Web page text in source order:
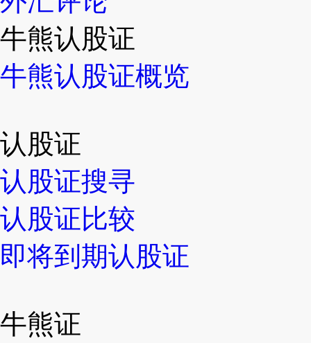
牛熊认股证
牛熊认股证概览
认股证
认股证搜寻
认股证比较
即将到期认股证
牛熊证